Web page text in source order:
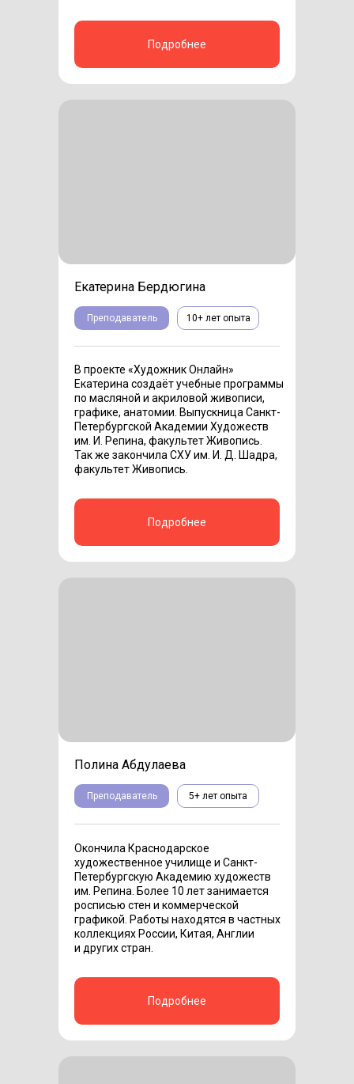
Подробнее
10+ лет опыта
Преподаватель
Екатерина Бердюгина
В проекте «Художник Онлайн»
Екатерина создаёт учебные программы
по масляной и акриловой живописи,
графике, анатомии. Выпускница Санкт-
Петербургской Академии Художеств
им. И. Репина, факультет Живопись.
Так же закончила СХУ им. И. Д. Шадра,
факультет Живопись.
Подробнее
Полина Абдулаева
5+ лет опыта
Преподаватель
Окончила Краснодарское
художественное училище и Санкт-
Петербургскую Академию художеств
им. Репина. Более 10 лет занимается
росписью стен и коммерческой
графикой. Работы находятся в частных
коллекциях России, Китая, Англии
и других стран.
Подробнее